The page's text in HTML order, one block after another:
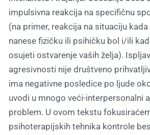
impulsivna reakcija na specifičnu
(na primer, reakcija na situaciju
nanese fizičku ili psihičku bol i/ili
osujeti ostvarenje vaših želja).
agresivnosti nije društveno
ima negativne posledice po ljude
uvodi u mnogo veći-interpersonalni
problem. U ovom tekstu
psihoterapijskih tehnika kontrole